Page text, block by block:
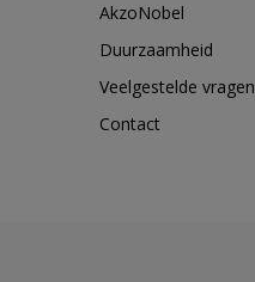
AkzoNobel
Duurzaamheid
Veelgestelde vragen
Contact